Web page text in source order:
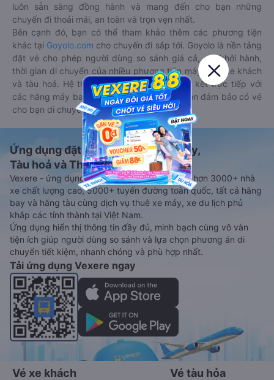
luôn sẵn sàng đồng hành và mang đến cho bạn những
chuyến đi thoải mái, an toàn và trọn vẹn nhất.
Bên cạnh đó, bạn có thể tham khảo thêm các phương tiện
khác tại Goyolo.com cho chuyến đi sắp tới. Goyolo là nền tảng
đặt vé cho phép người dùng so sánh giá cả, giờ khởi hành,
thời gian di chuyển của nhiều phương tiện máy bay, xe khách
và tàu hoả. Hệ thống của Goyolo được liên kết trực tiếp với
các hãng máy bay, xe khách và tàu hoả, luôn đảm bảo có vé
cho bạn di chuyển.
Ứng dụng đặt vé Xe khách, Máy bay,
Tàu hoả và Thuê xe
Vexere - ứng dụng đặt vé đa phương tiện với hơn 3000+ nhà
xe chất lượng cao, 5000+ tuyến đường toàn quốc, tất cả hãng
bay và hãng tàu cùng dịch vụ thuê xe máy, xe du lịch phủ
khắp các tỉnh thành tại Việt Nam.
Ứng dụng hiển thị thông tin đầy đủ, minh bạch cùng vô vàn
tiện ích giúp người dùng so sánh và lựa chọn phương án di
chuyển tiết kiệm, nhanh chóng và phù hợp nhất.
Tải ứng dụng Vexere ngay
Vé xe khách Vé tàu hỏa